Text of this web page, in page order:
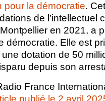
pour la démocratie.
de l’intellectuel
en 2021, a
démocratie. Elle est
une dotation de 50
depuis son
France
publié le 2 avril